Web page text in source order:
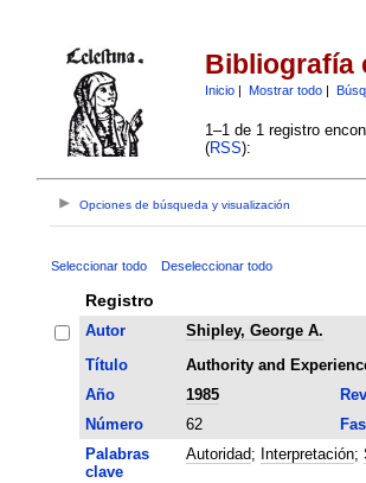
Bibliografía
Inicio| Mostrar todo|
1–1 de 1 registro
(RSS):
Opciones de búsqueda y visualización
Seleccionar todo Deseleccionar todo
Registro
Autor
Shipley, George A.
Título
Authority and
Año
1985
Número
62
Palabras
clave
Autoridad; Interpretación;